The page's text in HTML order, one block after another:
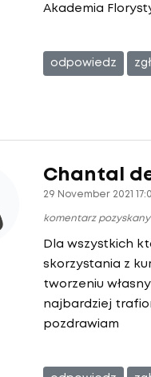
Akademia
odpowiedz
Chantal
29 November 2021
komentarz
Dla wszystkich
skorzystania z
tworzeniu
najbardziej
pozdrawiam